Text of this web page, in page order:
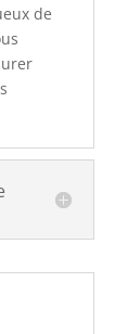
de